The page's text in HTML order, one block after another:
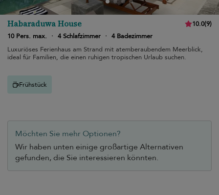
Habaraduwa House 10.0(9)
10 Pers. max.
· 4 Schlafzimmer · 4 Badezimmer
Luxuriöses Ferienhaus am Strand mit atemberaubendem Meerblick,
ideal für Familien, die einen ruhigen tropischen Urlaub suchen.
Frühstück
Möchten Sie mehr Optionen?
Wir haben unten einige großartige Alternativen
gefunden, die Sie interessieren könnten.